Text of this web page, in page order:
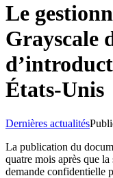
Le
Grayscale
États-Unis
Dernières actualités
La publication du
quatre mois après que la
demande confidentielle